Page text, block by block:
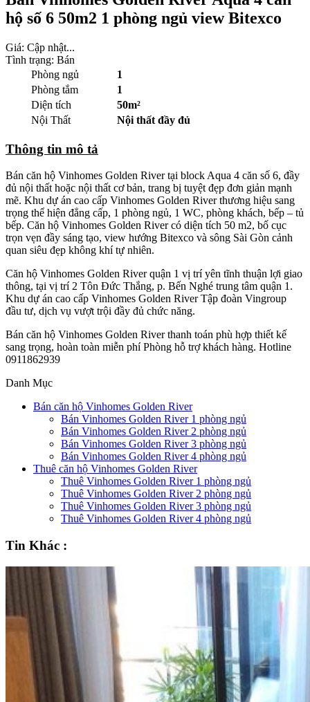
hộ số 6 50m2 1 phòng ngủ view Bitexco
Giá: Cập nhật...
Tình trạng: Bán
Phòng ngủ
1
Phòng tắm
1
Diện tích
50m²
Nội Thất
Nội thất đầy đủ
Thông tin mô tả
Bán căn hộ Vinhomes Golden River tại block Aqua 4 căn số 6, đầy
đủ nội thất hoặc nội thất cơ bản, trang bị tuyệt đẹp đơn giản mạnh
mẽ. Khu dự án cao cấp Vinhomes Golden River thương hiệu sang
trọng thể hiện đẳng cấp, 1 phòng ngủ, 1 WC, phòng khách, bếp – tủ
bếp. Căn hộ Vinhomes Golden River có diện tích 50 m2, bố cục
trọn vẹn đầy sáng tạo, view hướng Bitexco và sông Sài Gòn cảnh
quan siêu đẹp không khí tự nhiên.
Căn hộ Vinhomes Golden River quận 1 vị trí yên tĩnh thuận lợi giao
thông, tại vị trí 2 Tôn Đức Thắng, p. Bến Nghé trung tâm quận 1.
Khu dự án cao cấp Vinhomes Golden River Tập đoàn Vingroup
đầu tư, dịch vụ vượt trội đầy đủ chức năng.
Bán căn hộ Vinhomes Golden River thanh toán phù hợp thiết kế
sang trọng, hoàn toàn miễn phí Phòng hỗ trợ khách hàng. Hotline
0911862939
Danh Mục
Bán căn hộ Vinhomes Golden River
Bán Vinhomes Golden River 1 phòng ngủ
Bán Vinhomes Golden River 2 phòng ngủ
Bán Vinhomes Golden River 3 phòng ngủ
Bán Vinhomes Golden River 4 phòng ngủ
Thuê căn hộ Vinhomes Golden River
Thuê Vinhomes Golden River 1 phòng ngủ
Thuê Vinhomes Golden River 2 phòng ngủ
Thuê Vinhomes Golden River 3 phòng ngủ
Thuê Vinhomes Golden River 4 phòng ngủ
Tin Khác :